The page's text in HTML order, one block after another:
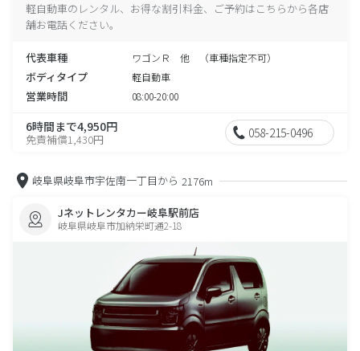
軽自動車のレンタル、お得な割引料金、ご予約はこちらから各店
舗お電話ください。
代表車種 ワゴンＲ 他 （車種指定不可）
ボディタイプ 軽自動車
営業時間 08:00-20:00
6時間まで4,950円
免責補償1,430円 058-215-0496
岐阜県岐阜市宇佐南一丁目から 2176m
Jネットレンタカー岐阜駅前店
岐阜県岐阜市加納栄町通2-18